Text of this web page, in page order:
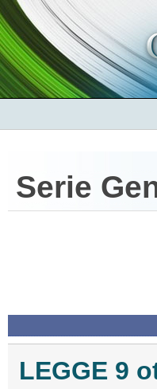
Serie
LEGGE 9